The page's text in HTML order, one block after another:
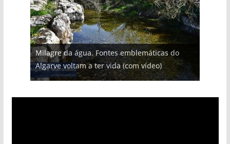
Milagre da água. Fontes emblemáticas do
Algarve voltam a ter vida (com vídeo)
Foto do dia: uma cidade algarvia que cresceu
entre redes e fábricas
Projeto milionário: investimento de 108
milhões de euros na construção de dois
hotéis (com vídeo)
Tempestades roubam areia de praias e põem
arribas em risco no Algarve (com vídeo)
Tapas do mar a 3 euros cada. Nova rota
gastronómica nasce no Algarve